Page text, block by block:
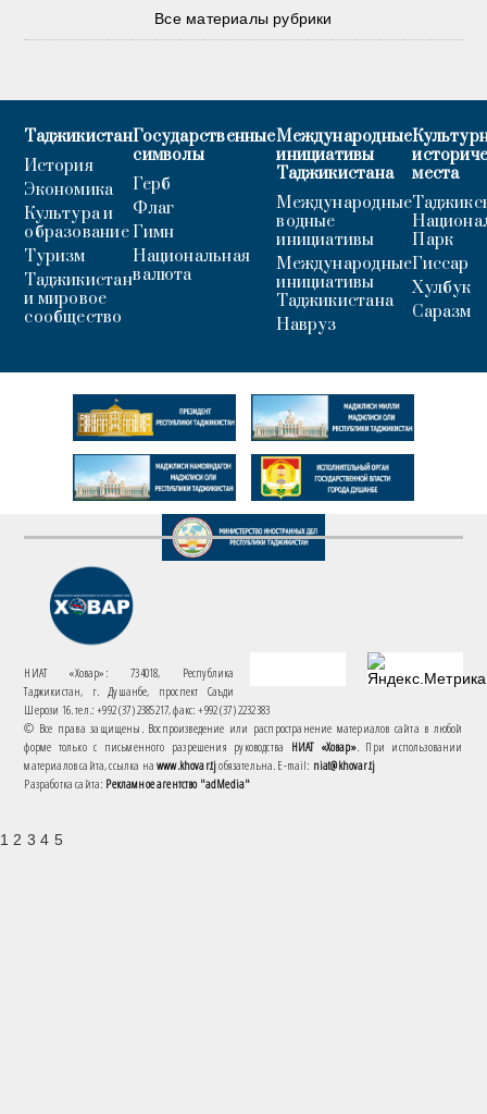
Все материалы рубрики
Таджикистан
История
Экономика
Культура и
образование
Туризм
Таджикистан
и мировое
сообщество
Государственные
символы
Герб
Флаг
Гимн
Национальная
валюта
Международные
инициативы
Таджикистана
Международные
водные
инициативы
Международные
инициативы
Таджикистана
Навруз
места
Парк
Гиссар
Хулбук
Саразм
НИАТ «Ховар»: 734018, Республика
Таджикистан, г. Душанбе, проспект Саъди
Шерози 16. тел.: +992 (37) 2385217, факс: +992 (37) 2232383
© Все права защищены. Воспроизведение или распространение материалов сайта в любой
форме только с письменного разрешения руководства НИАТ «Ховар». При использовании
материалов сайта, ссылка наwww.khovar.tjобязательна. E-mail: niat@khovar.tj
Разработка сайта: Рекламное агентство "adMedia"
1 2 3 4 5